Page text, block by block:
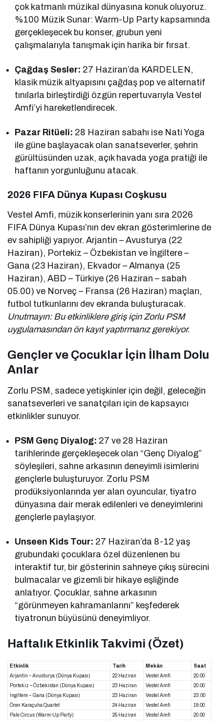
çok katmanlı müzikal dünyasına konuk oluyoruz.
%100 Müzik Sunar: Warm-Up Party kapsamında
gerçekleşecek bu konser, grubun yeni
çalışmalarıyla tanışmak için harika bir fırsat.
Çağdaş Sesler: 27 Haziran’da KARDELEN,
klasik müzik altyapısını çağdaş pop ve alternatif
tınılarla birleştirdiği özgün repertuvarıyla Vestel
Amfi’yi hareketlendirecek.
Pazar Ritüeli: 28 Haziran sabahı ise Nati Yoga
ile güne başlayacak olan sanatseverler, şehrin
gürültüsünden uzak, açık havada yoga pratiği ile
haftanın yorgunluğunu atacak.
2026 FIFA Dünya Kupası Coşkusu
Vestel Amfi, müzik konserlerinin yanı sıra 2026
FIFA Dünya Kupası’nın dev ekran gösterimlerine de
ev sahipliği yapıyor. Arjantin – Avusturya (22
Haziran), Portekiz – Özbekistan ve İngiltere –
Gana (23 Haziran), Ekvador – Almanya (25
Haziran), ABD – Türkiye (26 Haziran – sabah
05.00) ve Norveç – Fransa (26 Haziran) maçları,
futbol tutkunlarını dev ekranda buluşturacak.
Unutmayın: Bu etkinliklere giriş için Zorlu PSM
uygulamasından ön kayıt yaptırmanız gerekiyor.
Gençler ve Çocuklar İçin İlham Dolu
Anlar
Zorlu PSM, sadece yetişkinler için değil, geleceğin
sanatseverleri ve sanatçıları için de kapsayıcı
etkinlikler sunuyor.
PSM Genç Diyalog: 27 ve 28 Haziran
tarihlerinde gerçekleşecek olan “Genç Diyalog”
söyleşileri, sahne arkasının deneyimli isimlerini
gençlerle buluşturuyor. Zorlu PSM
prodüksiyonlarında yer alan oyuncular, tiyatro
dünyasına dair merak edilenleri ve deneyimlerini
gençlerle paylaşıyor.
Unseen Kids Tour: 27 Haziran’da 8-12 yaş
grubundaki çocuklara özel düzenlenen bu
interaktif tur, bir gösterinin sahneye çıkış sürecini
bulmacalar ve gizemli bir hikaye eşliğinde
anlatıyor. Çocuklar, sahne arkasının
“görünmeyen kahramanlarını” keşfederek
tiyatronun büyüsünü deneyimliyor.
Haftalık Etkinlik Takvimi (Özet)
Etkinlik Tarih Mekân
Saat
Arjantin – Avusturya (Dünya Kupası)
22 Haziran Vestel Amfi
20.00
Portekiz – Özbekistan (Dünya Kupası)
23 Haziran Vestel Amfi
20.00
İngiltere – Gana (Dünya Kupası)
23 Haziran Vestel Amfi
23.00
Öner Karaçuha Quartet
24 Haziran Vestel Amfi
19.00
Pale Circus (Warm-Up Party)
25 Haziran Vestel Amfi 20.00